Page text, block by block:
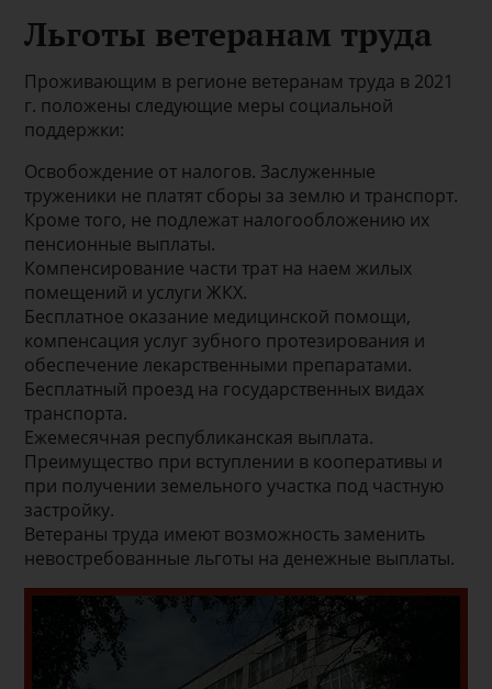
Льготы ветеранам труда
Проживающим в регионе ветеранам труда в 2021
г. положены следующие меры социальной
поддержки:
Освобождение от налогов. Заслуженные
труженики не платят сборы за землю и транспорт.
Кроме того, не подлежат налогообложению их
пенсионные выплаты.
Компенсирование части трат на наем жилых
помещений и услуги ЖКХ.
Бесплатное оказание медицинской помощи,
компенсация услуг зубного протезирования и
обеспечение лекарственными препаратами.
Бесплатный проезд на государственных видах
транспорта.
Ежемесячная республиканская выплата.
Преимущество при вступлении в кооперативы и
при получении земельного участка под частную
застройку.
Ветераны труда имеют возможность заменить
невостребованные льготы на денежные выплаты.